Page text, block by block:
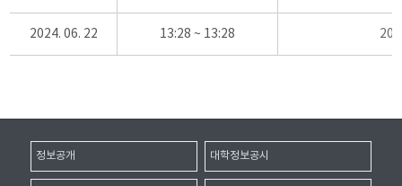
2024. 06. 22 13:28 ~ 13:28
정보공개 대학정보공시